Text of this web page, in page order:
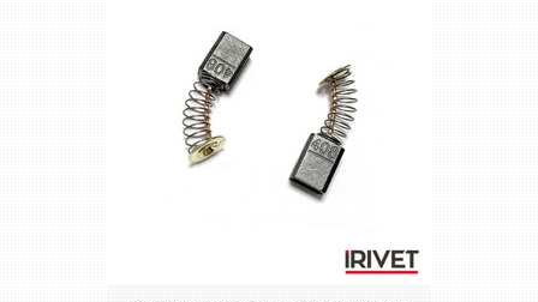
заклёпочника AIRPRO CRG230V